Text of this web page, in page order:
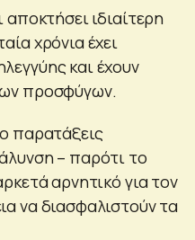
αποκτήσει ιδιαίτερη
χρόνια έχει
και έχουν
προσφύγων.
παρατάξεις
– παρότι το
αρνητικό για τον
να διασφαλιστούν τα